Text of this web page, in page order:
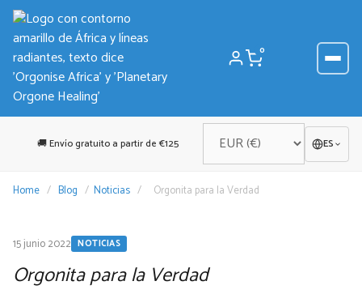
Saltar
contenido
0
🚚 Envío gratuito a partir de €125 ES
Home / Blog / Noticias / Orgonita para la Verdad
15 junio 2022 NOTICIAS
Orgonita para la Verdad